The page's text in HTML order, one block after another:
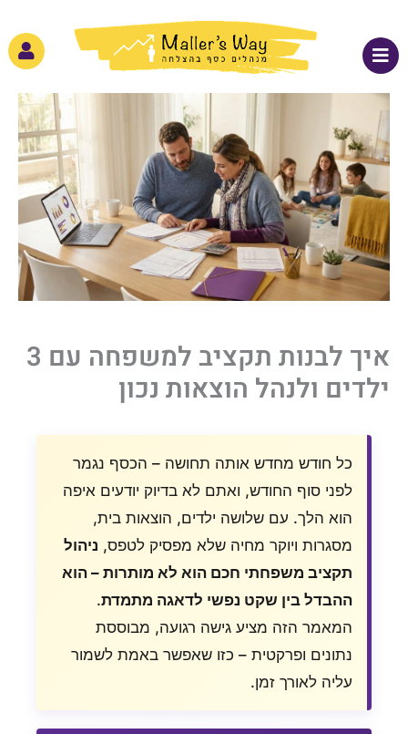
לתוכן
איך לבנות תקציב למשפחה עם 3
ילדים ולנהל הוצאות נכון
כל חודש מחדש אותה תחושה – הכסף נגמר
לפני סוף החודש, ואתם לא בדיוק יודעים איפה
הוא הלך. עם שלושה ילדים, הוצאות בית,
מסגרות ויוקר מחיה שלא מפסיק לטפס, ניהול
תקציב משפחתי חכם הוא לא מותרות – הוא
ההבדל בין שקט נפשי לדאגה מתמדת.
המאמר הזה מציע גישה רגועה, מבוססת
נתונים ופרקטית – כזו שאפשר באמת לשמור
עליה לאורך זמן.